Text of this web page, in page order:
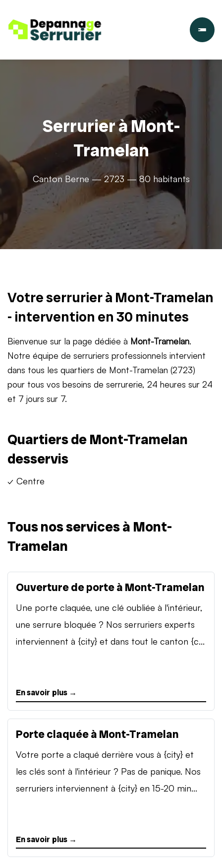
Serrurier à Mont-
Tramelan
Canton Berne — 2723 — 80 habitants
Votre serrurier à Mont-Tramelan
- intervention en 30 minutes
Bienvenue sur la page dédiée à Mont-Tramelan.
Notre équipe de serruriers professionnels intervient
dans tous les quartiers de Mont-Tramelan (2723)
pour tous vos besoins de serrurerie, 24 heures sur 24
et 7 jours sur 7.
Quartiers de Mont-Tramelan
desservis
✓ Centre
Tous nos services à Mont-
Tramelan
Ouverture de porte à Mont-Tramelan
Une porte claquée, une clé oubliée à l'intérieur,
une serrure bloquée ? Nos serruriers experts
interviennent à {city} et dans tout le canton {c...
En savoir plus →
Porte claquée à Mont-Tramelan
Votre porte a claqué derrière vous à {city} et
les clés sont à l'intérieur ? Pas de panique. Nos
serruriers interviennent à {city} en 15-20 min...
En savoir plus →